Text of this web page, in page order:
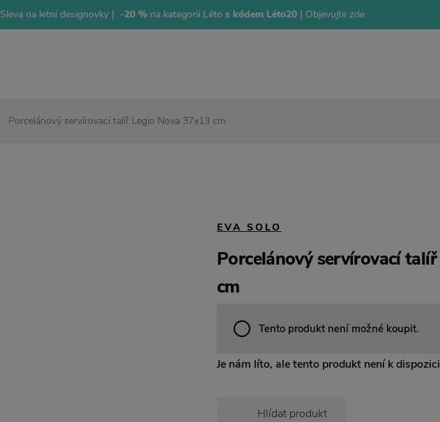
Sleva na letní designovky | -20 %na kategorii Létos kódem Léto20 | Objevujte zde
Porcelánový servírovací talíř Legio Nova 37x13 cm
EVA SOLO
Porcelánový servírovací
cm
Tento produkt není možné koupit.
Je nám líto, ale tento produkt není k
Hlídat produkt